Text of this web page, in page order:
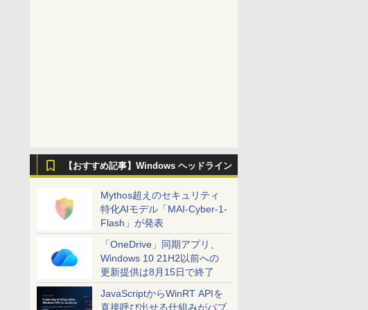
【おすすめ記事】Windows ヘッドライン
Mythos超えのセキュリティ
特化AIモデル「MAI-Cyber-1-
Flash」が発表
「OneDrive」同期アプリ、
Windows 10 21H2以前への
更新提供は8月15日で終了
JavaScriptからWinRT APIを
直接呼び出せる仕組みがパブ